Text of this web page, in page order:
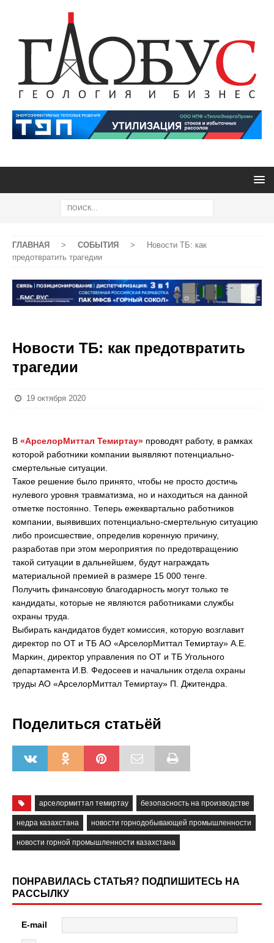
ГЛАВНАЯ > СОБЫТИЯ >
Новости ТБ: как
предотвратить трагедии
Новости ТБ: как предотвратить
трагедии
19 октября 2020
В «АрселорМиттал Темиртау» проводят работу, в рамках
которой работники компании выявляют потенциально-
смертельные ситуации.
Такое решение было принято, чтобы не просто достичь
нулевого уровня травматизма, но и находиться на данной
отметке постоянно. Теперь ежеквартально работников
компании, выявивших потенциально-смертельную ситуацию
либо происшествие, определив коренную причину,
разработав при этом мероприятия по предотвращению
такой ситуации в дальнейшем, будут награждать
материальной премией в размере 15 000 тенге.
Получить финансовую благодарность могут только те
кандидаты, которые не являются работниками службы
охраны труда.
Выбирать кандидатов будет комиссия, которую возглавит
директор по ОТ и ТБ АО «АрселорМиттал Темиртау» А.Е.
Маркин, директор управления по ОТ и ТБ Угольного
департамента И.В. Федосеев и начальник отдела охраны
труды АО «АрселорМиттал Темиртау» П. Джитендра.
Поделиться статьёй
арселормиттал темиртау безопасность на производстве
недра казахстана новости горнодобывающей промышленности
новости горной промышленности казахстана
ПОНРАВИЛАСЬ СТАТЬЯ? ПОДПИШИТЕСЬ НА
РАССЫЛКУ
E-mail